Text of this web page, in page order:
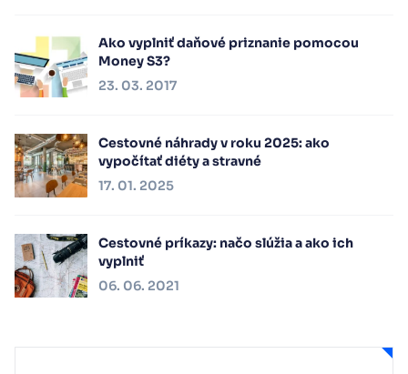
Ako vyplniť daňové priznanie pomocou
Money S3?
23. 03. 2017
Cestovné náhrady v roku 2025: ako
vypočítať diéty a stravné
17. 01. 2025
Cestovné príkazy: načo slúžia a ako ich
vyplniť
06. 06. 2021